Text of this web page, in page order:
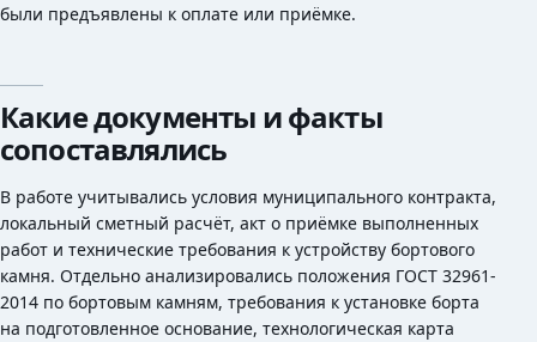
были предъявлены к оплате или приёмке.
Какие документы и факты
сопоставлялись
В работе учитывались условия муниципального контракта,
локальный сметный расчёт, акт о приёмке выполненных
работ и технические требования к устройству бортового
камня. Отдельно анализировались положения ГОСТ 32961-
2014 по бортовым камням, требования к установке борта
на подготовленное основание, технологическая карта